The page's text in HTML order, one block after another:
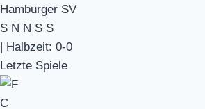
Hamburger SV
S N N S S
| Halbzeit: 0-0
Letzte Spiele